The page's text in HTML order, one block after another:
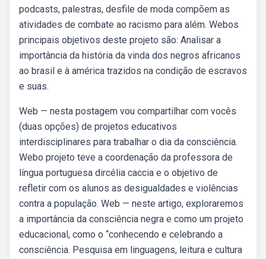
podcasts, palestras, desfile de moda compõem as
atividades de combate ao racismo para além. Webos
principais objetivos deste projeto são: Analisar a
importância da história da vinda dos negros africanos
ao brasil e à américa trazidos na condição de escravos
e suas.
Web — nesta postagem vou compartilhar com vocês
(duas opções) de projetos educativos
interdisciplinares para trabalhar o dia da consciência.
Webo projeto teve a coordenação da professora de
língua portuguesa dircélia caccia e o objetivo de
refletir com os alunos as desigualdades e violências
contra a população. Web — neste artigo, exploraremos
a importância da consciência negra e como um projeto
educacional, como o “conhecendo e celebrando a
consciência. Pesquisa em linguagens, leitura e cultura